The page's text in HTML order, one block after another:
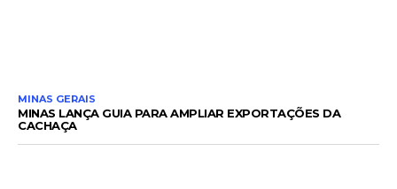
MINAS GERAIS
MINAS LANÇA GUIA PARA AMPLIAR EXPORTAÇÕES DA
CACHAÇA